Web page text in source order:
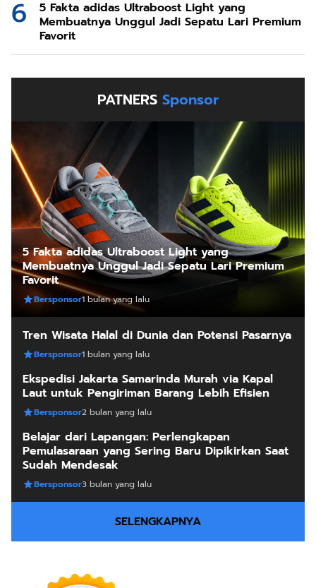
5 Fakta adidas Ultraboost Light yang
Membuatnya Unggul Jadi Sepatu Lari Premium
Favorit
PATNERS Sponsor
5 Fakta adidas Ultraboost Light yang
Membuatnya Unggul Jadi Sepatu Lari Premium
Favorit
Bersponsor1 bulan yang lalu
Tren Wisata Halal di Dunia dan Potensi Pasarnya
Bersponsor1 bulan yang lalu
Ekspedisi Jakarta Samarinda Murah via Kapal
Laut untuk Pengiriman Barang Lebih Efisien
Bersponsor2 bulan yang lalu
Belajar dari Lapangan: Perlengkapan
Pemulasaraan yang Sering Baru Dipikirkan Saat
Sudah Mendesak
Bersponsor3 bulan yang lalu
SELENGKAPNYA